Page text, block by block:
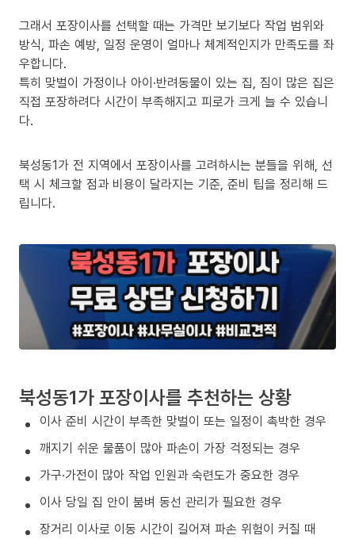
그래서 포장이사를 선택할 때는 가격만 보기보다 작업 범위와
방식, 파손 예방, 일정 운영이 얼마나 체계적인지가 만족도를 좌
우합니다.
특히 맞벌이 가정이나 아이·반려동물이 있는 집, 짐이 많은 집은
직접 포장하려다 시간이 부족해지고 피로가 크게 늘 수 있습니
다.
북성동1가 전 지역에서 포장이사를 고려하시는 분들을 위해, 선
택 시 체크할 점과 비용이 달라지는 기준, 준비 팁을 정리해 드
립니다.
북성동1가 포장이사를 추천하는 상황
이사 준비 시간이 부족한 맞벌이 또는 일정이 촉박한 경우
깨지기 쉬운 물품이 많아 파손이 가장 걱정되는 경우
가구·가전이 많아 작업 인원과 숙련도가 중요한 경우
이사 당일 집 안이 붐벼 동선 관리가 필요한 경우
장거리 이사로 이동 시간이 길어져 파손 위험이 커질 때